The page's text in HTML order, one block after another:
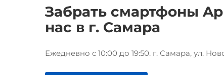
Забрать смартфоны
нас в г. Самара
Ежедневно с 10:00 до 19:50. г. Самара, ул.